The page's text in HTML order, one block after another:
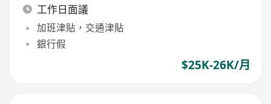
工作日面議
加班津貼，交通津貼
銀行假
$25K-26K/月